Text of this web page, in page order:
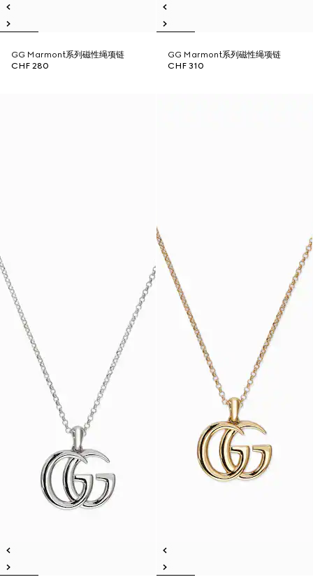
GG Marmont系列磁性绳项链
CHF 280
GG Marmont系列磁性绳项链
CHF 310